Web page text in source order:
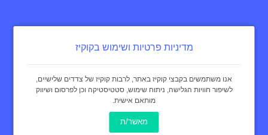
מדיניות פרטיות
באינטרנט Invoice4u
מדיניות פרטיות ושימוש בקוקיז
אנו משתמשים בקבצי קוקיז באתר, לרבות קוקיז של צדדים שלישיים,
לשיפור חוויות הגלישה, ניתוח שימוש, סטטיסטיקה וכן לפרסום ושיווק
מותאם אישית.
מאשר/ת